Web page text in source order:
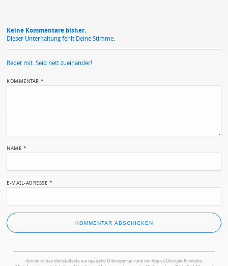
Keine Kommentare bisher.
Dieser Unterhaltung fehlt Deine Stimme.
Redet mit. Seid nett zueinander!
KOMMENTAR*
NAME *
E-MAIL-ADRESSE *
ifun.de ist das dienstälteste europäische Onlineportal rund um Apples Lifestyle-Produkte.